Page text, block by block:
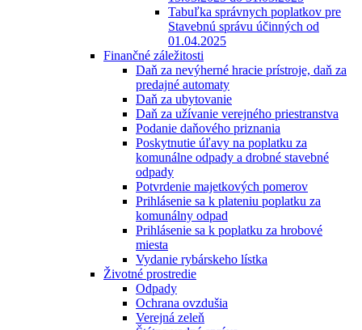
Tabuľka správnych poplatkov pre
Stavebnú správu účinných od
01.04.2025
Finančné záležitosti
Daň za nevýherné hracie prístroje, daň za
predajné automaty
Daň za ubytovanie
Daň za užívanie verejného priestranstva
Podanie daňového priznania
Poskytnutie úľavy na poplatku za
komunálne odpady a drobné stavebné
odpady
Potvrdenie majetkových pomerov
Prihlásenie sa k plateniu poplatku za
komunálny odpad
Prihlásenie sa k poplatku za hrobové
miesta
Vydanie rybárskeho lístka
Životné prostredie
Odpady
Ochrana ovzdušia
Verejná zeleň